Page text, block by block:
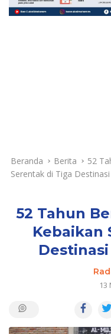
Beranda Berita
52
Serentak di Tiga
52 Tahun
Kebaikan
13